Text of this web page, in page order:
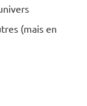
(mais en